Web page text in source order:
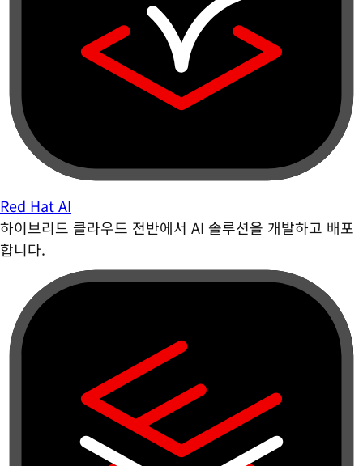
Red Hat AI
하이브리드 클라우드 전반에서 AI 솔루션을 개발하고 배포
합니다.